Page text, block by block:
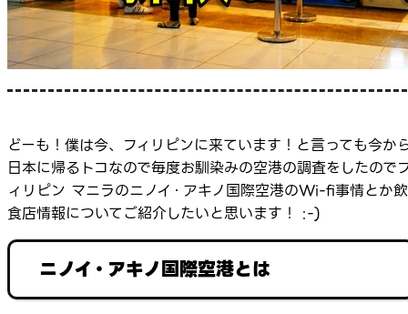
どーも！僕は今、フィリピンに来ています！と言っても今か
日本に帰るトコなので毎度お馴染みの空港の調査をしたので
ィリピン マニラのニノイ・アキノ国際空港のWi-fi事情とか飲
食店情報についてご紹介したいと思います！ :-)
ニノイ・アキノ国際空港とは